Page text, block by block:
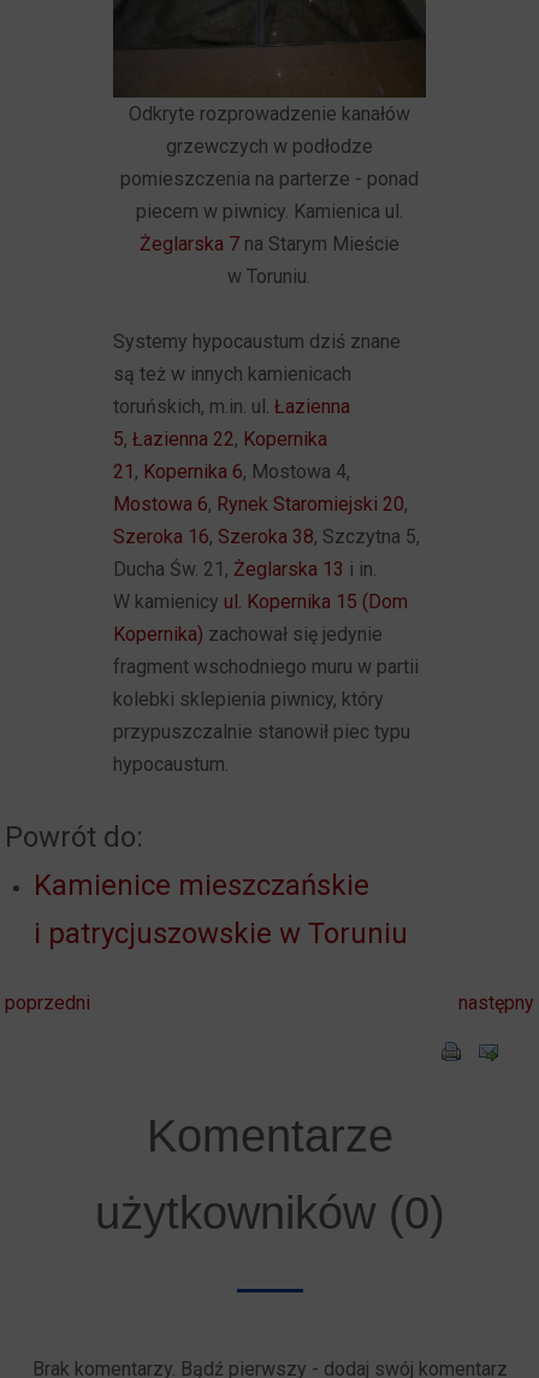
Odkryte rozprowadzenie kanałów
grzewczych w podłodze
pomieszczenia na parterze - ponad
piecem w piwnicy. Kamienica ul.
Żeglarska 7na Starym Mieście
w Toruniu.
Systemy hypocaustum dziś znane
są też w innych kamienicach
toruńskich, m.in. ul.Łazienna
5,Łazienna 22, Kopernika
21 , Kopernika 6, Mostowa 4,
Mostowa 6, Rynek Staromiejski 20,
Szeroka 16, Szeroka 38, Szczytna 5,
Ducha Św. 21, Żeglarska 13 i in.
W kamienicy ul. Kopernika 15 (Dom
Kopernika) zachował się jedynie
fragment wschodniego muru w partii
kolebki sklepienia piwnicy, który
przypuszczalnie stanowił piec typu
hypocaustum.
Powrót do:
Kamienice mieszczańskie
i patrycjuszowskie w Toruniu
poprzedni następny
Komentarze
użytkowników (0)
Brak komentarzy. Bądź pierwszy - dodaj swój komentarz